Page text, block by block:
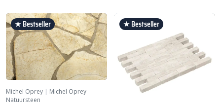
★ Bestseller
Michel Oprey | Michel Oprey
Natuursteen
★ Bestseller